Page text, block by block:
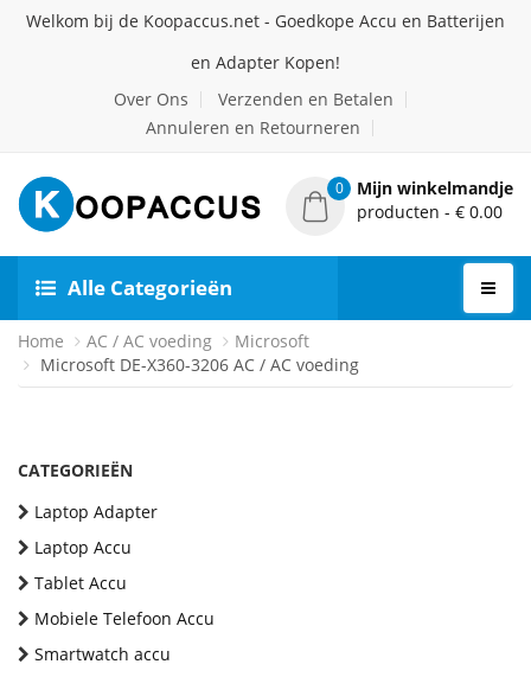
Welkom bij de Koopaccus.net - Goedkope Accu en Batterijen
en Adapter Kopen!
Over Ons
Verzenden en Betalen
Annuleren en Retourneren
0
Mijn winkelmandje
producten - € 0.00
Alle Categorieën
Home AC / AC voeding
Microsoft
Microsoft DE-X360-3206 AC / AC voeding
CATEGORIEËN
Laptop Adapter
Laptop Accu
Tablet Accu
Mobiele Telefoon Accu
Smartwatch accu